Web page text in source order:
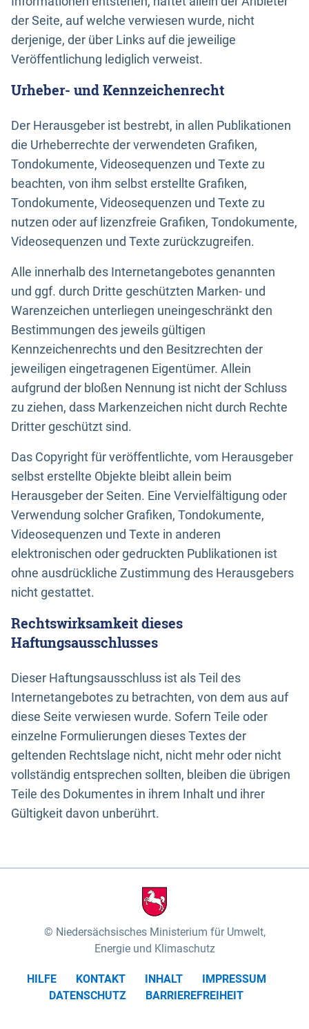
der Seite, auf welche verwiesen wurde, nicht
derjenige, der über Links auf die jeweilige
Veröffentlichung lediglich verweist.
Urheber- und Kennzeichenrecht
Der Herausgeber ist bestrebt, in allen Publikationen
die Urheberrechte der verwendeten Grafiken,
Tondokumente, Videosequenzen und Texte zu
beachten, von ihm selbst erstellte Grafiken,
Tondokumente, Videosequenzen und Texte zu
nutzen oder auf lizenzfreie Grafiken, Tondokumente,
Videosequenzen und Texte zurückzugreifen.
Alle innerhalb des Internetangebotes genannten
und ggf. durch Dritte geschützten Marken- und
Warenzeichen unterliegen uneingeschränkt den
Bestimmungen des jeweils gültigen
Kennzeichenrechts und den Besitzrechten der
jeweiligen eingetragenen Eigentümer. Allein
aufgrund der bloßen Nennung ist nicht der Schluss
zu ziehen, dass Markenzeichen nicht durch Rechte
Dritter geschützt sind.
Das Copyright für veröffentlichte, vom Herausgeber
selbst erstellte Objekte bleibt allein beim
Herausgeber der Seiten. Eine Vervielfältigung oder
Verwendung solcher Grafiken, Tondokumente,
Videosequenzen und Texte in anderen
elektronischen oder gedruckten Publikationen ist
ohne ausdrückliche Zustimmung des Herausgebers
nicht gestattet.
Rechtswirksamkeit dieses
Haftungsausschlusses
Dieser Haftungsausschluss ist als Teil des
Internetangebotes zu betrachten, von dem aus auf
diese Seite verwiesen wurde. Sofern Teile oder
einzelne Formulierungen dieses Textes der
geltenden Rechtslage nicht, nicht mehr oder nicht
vollständig entsprechen sollten, bleiben die übrigen
Teile des Dokumentes in ihrem Inhalt und ihrer
Gültigkeit davon unberührt.
Niedersächsisches Ministerium für Umwelt,
Energie und Klimaschutz
HILFE KONTAKT INHALT
IMPRESSUM
DATENSCHUTZ
BARRIEREFREIHEIT